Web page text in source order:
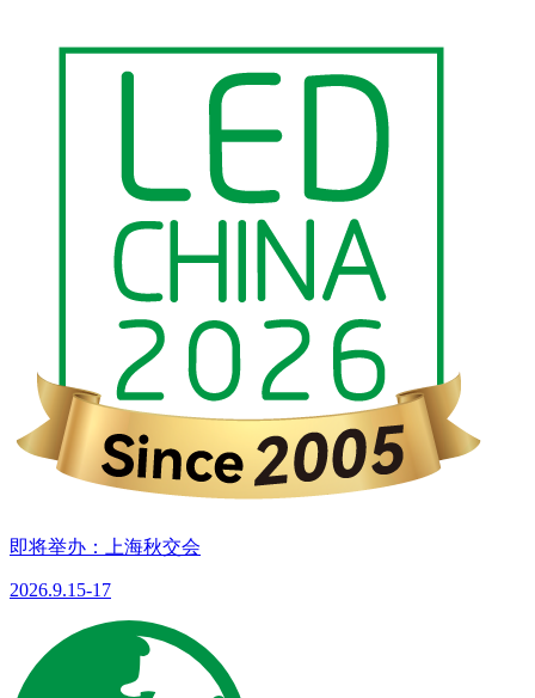
即将举办：上海秋交会
2026.9.15-17